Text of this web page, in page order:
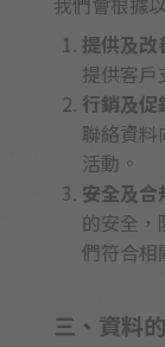
提供及改
提供客戶
行銷及促
聯絡資料
活動。
安全及合
的安全，
們符合相
三、資料